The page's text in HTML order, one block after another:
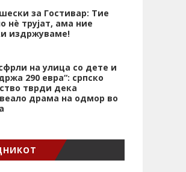
за Гостивар: Тие
нѐ трујат, ама ние
издржуваме!
на улица со дете и
290 евра“: српско
тврди дека
драма на одмор во